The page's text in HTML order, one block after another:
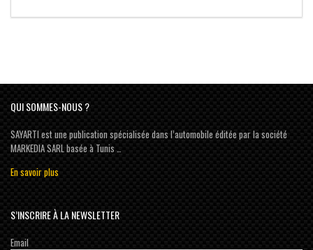
QUI SOMMES-NOUS ?
SAYARTI est une publication spécialisée dans l’automobile éditée par la société
MARKEDIA SARL basée à Tunis …
En savoir plus
S’INSCRIRE À LA NEWSLETTER
Email